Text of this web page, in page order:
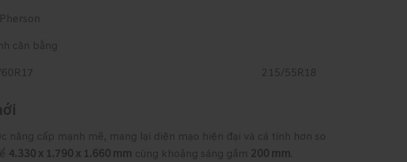
cân bằng
215/55R18
nâng cấp mạnh mẽ, mang lại diện mạo hiện đại và cá tính hơn so
4.330 x 1.790 x 1.660 mm cùng khoảng sáng gầm 200 mm.